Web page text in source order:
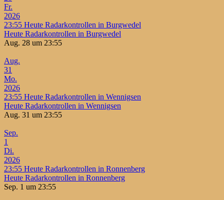
Fr.
2026
23:55 Heute Radarkontrollen in Burgwedel
Heute Radarkontrollen in Burgwedel
Aug. 28 um 23:55
Aug.
31
Mo.
2026
23:55 Heute Radarkontrollen in Wennigsen
Heute Radarkontrollen in Wennigsen
Aug. 31 um 23:55
Sep.
1
Di.
2026
23:55 Heute Radarkontrollen in Ronnenberg
Heute Radarkontrollen in Ronnenberg
Sep. 1 um 23:55